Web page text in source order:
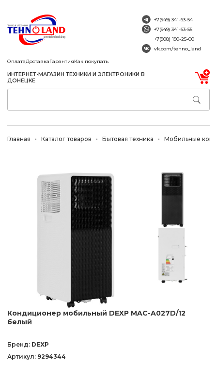
ОплатаДоставкаГарантияКак покупать
ИНТЕРНЕТ-МАГАЗИН ТЕХНИКИ И ЭЛЕКТРОНИКИ В
ДОНЕЦКЕ
+7(949) 341-63-54
+7(949) 341-63-55
+7(908) 190-25-00
vk.com/tehno_land
Главная Каталог товаров Бытовая техника Мобильные
Кондиционер мобильный DEXP MAC-A027D/12
белый
Бренд: DEXP
Артикул: 9294344